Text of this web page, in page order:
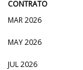
CONTRATO
MAR 2026
MAY 2026
JUL 2026